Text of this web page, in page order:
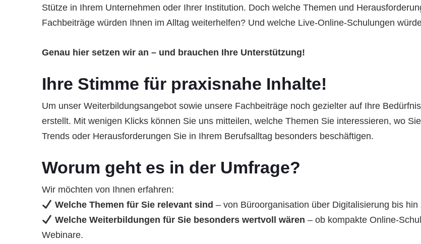
Stütze in Ihrem Unternehmen oder Ihrer Institution. Doch welche Themen und
Fachbeiträge würden Ihnen im Alltag weiterhelfen? Und welche Live-Online-Schulungen
Genau hier setzen wir an – und brauchen Ihre Unterstützung!
Ihre Stimme für praxisnahe Inhalte!
Um unser Weiterbildungsangebot sowie unsere Fachbeiträge noch gezielter auf Ihre
erstellt. Mit wenigen Klicks können Sie uns mitteilen, welche Themen Sie interessieren, wo
Trends oder Herausforderungen Sie in Ihrem Berufsalltag besonders beschäftigen.
Worum geht es in der Umfrage?
Wir möchten von Ihnen erfahren:
Welche Themen für Sie relevant sind – von Büroorganisation über Digitalisierung bis
Welche Weiterbildungen für Sie besonders wertvoll wären – ob kompakte Online-
Webinare.